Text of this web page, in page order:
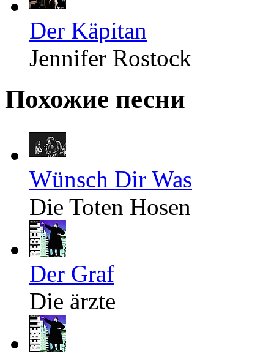
Der Käpitan
Jennifer Rostock
Похожие песни
Wünsch Dir Was
Die Toten Hosen
Der Graf
Die ärzte